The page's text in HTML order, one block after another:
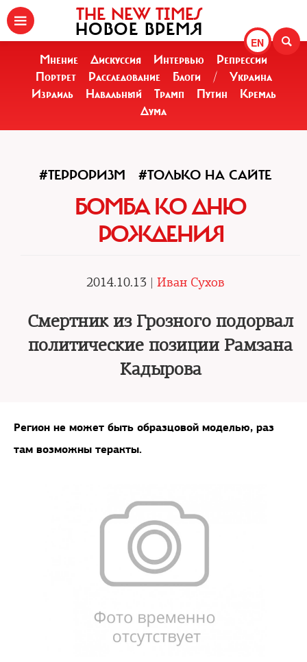
EN
THE NEW TIMES
НОВОЕ ВРЕМЯ
Мнение Дискуссия Интервью
Репрессии
Портрет
Расследование Блоги /
Украина
Израиль
Навальный Трамп Путин
Кремль
Дума
#ТЕРРОРИЗМ #ТОЛЬКО НА САЙТЕ
БОМБА КО ДНЮ
РОЖДЕНИЯ
2014.10.13 | Иван Сухов
Смертник из Грозного подорвал
политические позиции Рамзана
Кадырова
Регион не может быть образцовой моделью, раз
там возможны теракты.